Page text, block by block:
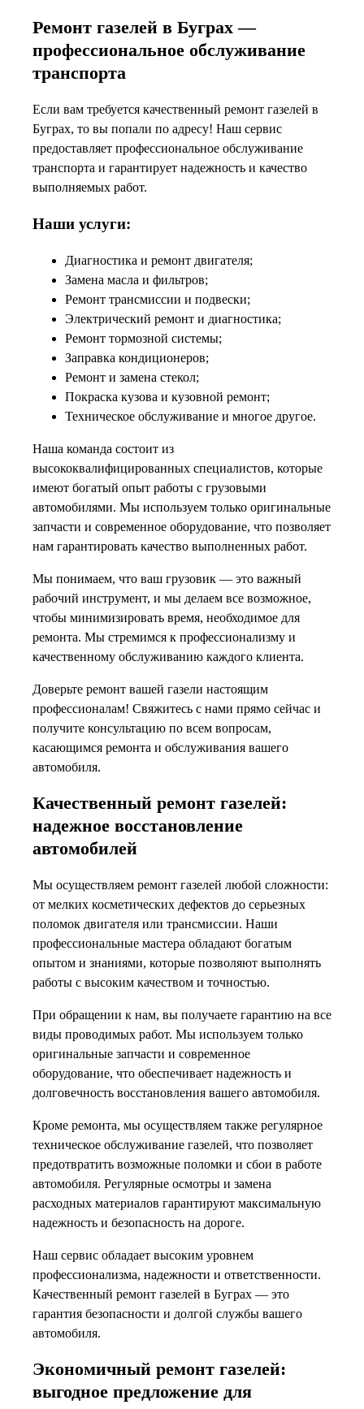
Ремонт газелей в Буграх —
профессиональное обслуживание
транспорта
Если вам требуется качественный ремонт газелей в
Буграх, то вы попали по адресу! Наш сервис
предоставляет профессиональное обслуживание
транспорта и гарантирует надежность и качество
выполняемых работ.
Наши услуги:
Диагностика и ремонт двигателя;
Замена масла и фильтров;
Ремонт трансмиссии и подвески;
Электрический ремонт и диагностика;
Ремонт тормозной системы;
Заправка кондиционеров;
Ремонт и замена стекол;
Покраска кузова и кузовной ремонт;
Техническое обслуживание и многое другое.
Наша команда состоит из
высококвалифицированных специалистов, которые
имеют богатый опыт работы с грузовыми
автомобилями. Мы используем только оригинальные
запчасти и современное оборудование, что позволяет
нам гарантировать качество выполненных работ.
Мы понимаем, что ваш грузовик — это важный
рабочий инструмент, и мы делаем все возможное,
чтобы минимизировать время, необходимое для
ремонта. Мы стремимся к профессионализму и
качественному обслуживанию каждого клиента.
Доверьте ремонт вашей газели настоящим
профессионалам! Свяжитесь с нами прямо сейчас и
получите консультацию по всем вопросам,
касающимся ремонта и обслуживания вашего
автомобиля.
Качественный ремонт газелей:
надежное восстановление
автомобилей
Мы осуществляем ремонт газелей любой сложности:
от мелких косметических дефектов до серьезных
поломок двигателя или трансмиссии. Наши
профессиональные мастера обладают богатым
опытом и знаниями, которые позволяют выполнять
работы с высоким качеством и точностью.
При обращении к нам, вы получаете гарантию на все
виды проводимых работ. Мы используем только
оригинальные запчасти и современное
оборудование, что обеспечивает надежность и
долговечность восстановления вашего автомобиля.
Кроме ремонта, мы осуществляем также регулярное
техническое обслуживание газелей, что позволяет
предотвратить возможные поломки и сбои в работе
автомобиля. Регулярные осмотры и замена
расходных материалов гарантируют максимальную
надежность и безопасность на дороге.
Наш сервис обладает высоким уровнем
профессионализма, надежности и ответственности.
Качественный ремонт газелей в Буграх — это
гарантия безопасности и долгой службы вашего
автомобиля.
Экономичный ремонт газелей:
выгодное предложение для